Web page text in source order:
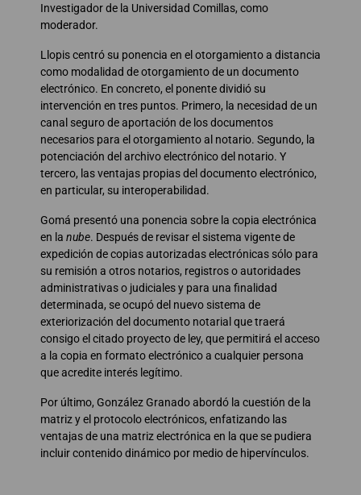
Investigador de la Universidad Comillas, como
moderador.
Llopis centró su ponencia en el otorgamiento a distancia
como modalidad de otorgamiento de un documento
electrónico. En concreto, el ponente dividió su
intervención en tres puntos. Primero, la necesidad de un
canal seguro de aportación de los documentos
necesarios para el otorgamiento al notario. Segundo, la
potenciación del archivo electrónico del notario. Y
tercero, las ventajas propias del documento electrónico,
en particular, su interoperabilidad.
Gomá presentó una ponencia sobre la copia electrónica
en la nube. Después de revisar el sistema vigente de
expedición de copias autorizadas electrónicas sólo para
su remisión a otros notarios, registros o autoridades
administrativas o judiciales y para una finalidad
determinada, se ocupó del nuevo sistema de
exteriorización del documento notarial que traerá
consigo el citado proyecto de ley, que permitirá el acceso
a la copia en formato electrónico a cualquier persona
que acredite interés legítimo.
Por último, González Granado abordó la cuestión de la
matriz y el protocolo electrónicos, enfatizando las
ventajas de una matriz electrónica en la que se pudiera
incluir contenido dinámico por medio de hipervínculos.